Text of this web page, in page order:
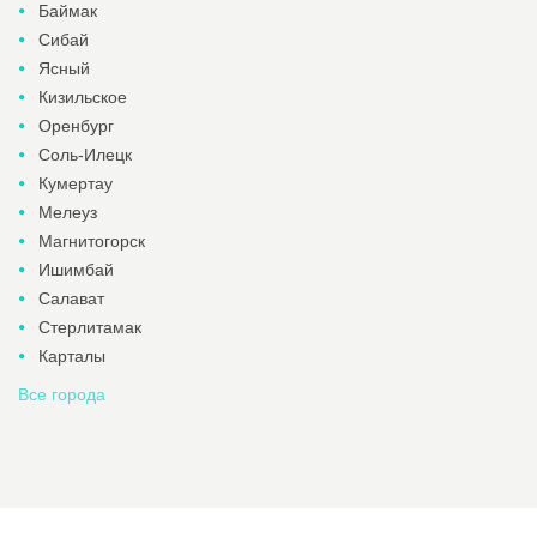
Баймак
Сибай
Ясный
Кизильское
Оренбург
Соль-Илецк
Кумертау
Мелеуз
Магнитогорск
Ишимбай
Салават
Стерлитамак
Карталы
Все города